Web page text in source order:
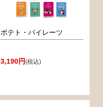
ポテト・パイレーツ
3,190円(税込)